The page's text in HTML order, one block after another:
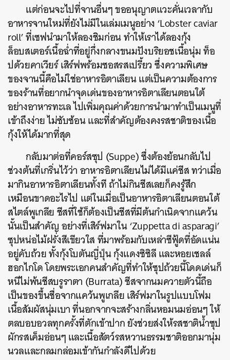
แต่ก่อนจะไปที่จานอื่นๆ ขออนุญาตแวะคั่นเวลากับ
อาหารจานใหม่ที่ยังไม่มีในเล่มเมนูอย่าง ‘Lobster caviar
roll’ ที่เซฟนำมาให้ลองชิมก่อน ทำให้เราได้ลองกุ้ง
ล็อบสเตอร์เนื้อฉ่ำที่อยู่กึ่งกลางขนมปังบริยอชเนื้อนุ่ม ท็อ
ปด้วยคาเวียร์ เสิร์ฟพร้อมซอสรสเปรี้ยว ซึ่งความพิเศษ
ของจานนี้คือไม่ใช่อาหารอิตาเลียน แต่เป็นความต้องการ
ของร้านที่อยากนำจุดเด่นของอาหารอิตาเลียนตอนใต้
อย่างอาหารทะเล ไปเพิ่มคุณค่าด้วยการนำมาทำเป็นเมนูที่
เข้าถึงง่าย ไม่ซับซ้อน และที่สำคัญต้องคงรสชาติของเนื้อ
กุ้งให้ได้มากที่สุด
กลับมาต่อที่คอร์สซุป (Suppe) ซึ่งต้องย้อนกลับไป
ช่วงต้นที่เกริ่นไว้ว่า อาหารอิตาเลียนไม่ได้มีแค่ชีส ทว่าเมื่อ
มากินอาหารอิตาเลียนทั้งที ถ้าไม่กินชีสเลยก็คงรู้สึก
เหมือนขาดอะไรไป แต่ในเมื่อเป็นอาหารอิตาเลียนตอนใต้
สไตล์พูเกลีย ชีสที่ใช้ก็ต้องเป็นชีสที่มีต้นกำเนิดจากแคว้น
นั้นเป็นสำคัญ อย่างที่เสิร์ฟมาใน ‘Zuppetta di asparagi’
ซุปหน่อไม้ฝรั่งสีเขียวใส ที่มาพร้อมกับเหล่าซีฟู้ดที่อัดแน่น
อยู่คับถ้วย ทั้งกุ้งโบตันญี่ปุ่น กุ้งแดงซิซิลี และหอยเชลล์
ฮอกไกโด โดยพระเอกคนสำคัญที่ทำให้ซุปถ้วยนี้โดดเด่นก็
หนีไม่พ้นชีสบรูราตา (Burrata) ชีสจากนมควายตัวนี้ถือ
เป็นของขึ้นชื่อจากแคว้นพูเกลีย เสิร์ฟมาในรูปแบบโฟม
เนื้อสัมผัสนุ่มเบา ที่นอกจากจะสร้างกลิ่นหอมนมอ่อนๆ ให้
ตลบอบอวลทุกครั้งที่ตักเข้าปาก ยังช่วยส่งให้รสชาติน้ำซุป
ผักรสเค็มอ่อนๆ และเนื้อสัตว์รสหวานธรรมชาติออกมานุ่ม
นวลและกลมกล่อมเข้ากันกำลังดีไปด้วย